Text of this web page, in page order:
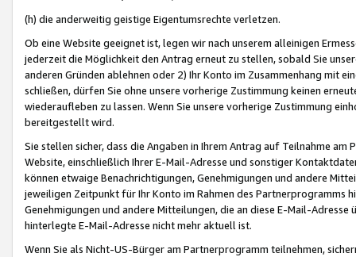
(h) die anderweitig geistige Eigentumsrechte verletzen.
Ob eine Website geeignet ist, legen wir nach unserem alleinigen
jederzeit die Möglichkeit den Antrag erneut zu stellen, sobald Sie
anderen Gründen ablehnen oder 2) Ihr Konto im Zusammenhang mit
schließen, dürfen Sie ohne unsere vorherige Zustimmung keinen
wiederaufleben zu lassen. Wenn Sie unsere vorherige Zustimmung
bereitgestellt wird.
Sie stellen sicher, dass die Angaben in Ihrem Antrag auf Teilnahme
Website, einschließlich Ihrer E-Mail-Adresse und sonstiger
können etwaige Benachrichtigungen, Genehmigungen und andere
jeweiligen Zeitpunkt für Ihr Konto im Rahmen des Partnerprogramms
Genehmigungen und andere Mitteilungen, die an diese E-Mail-
hinterlegte E-Mail-Adresse nicht mehr aktuell ist.
Wenn Sie als Nicht-US-Bürger am Partnerprogramm teilnehmen,